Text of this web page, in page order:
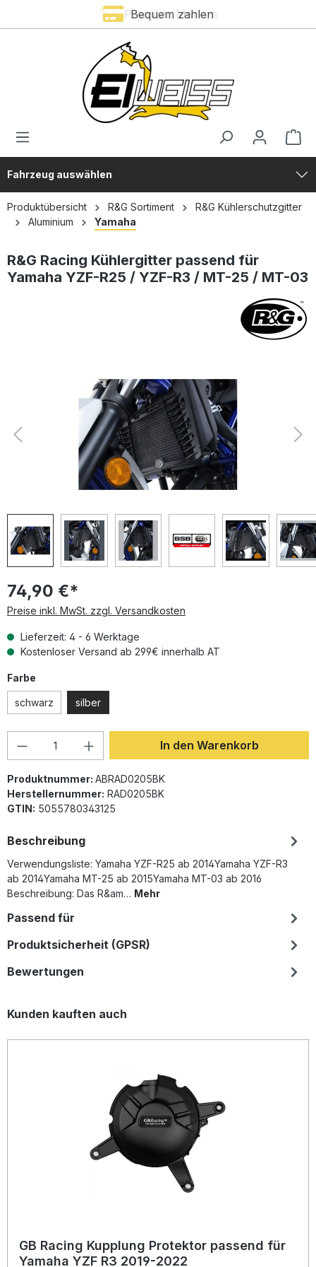
Premium Marken
Bequem zahlen
Fahrzeug auswählen
Produktübersicht R&G Sortiment
R&G Kühlerschutzgitter
Aluminium
Yamaha
R&G Racing Kühlergitter passend für
Yamaha YZF-R25 / YZF-R3 / MT-25 / MT-03
74,90 €*
Preise inkl. MwSt. zzgl. Versandkosten
Lieferzeit: 4 - 6 Werktage
Kostenloser Versand ab 299€ innerhalb AT
Farbe
schwarz silber
Produkt Anzahl: Gib den gewünschten
In den Warenkorb
Produktnummer: ABRAD0205BK
Herstellernummer: RAD0205BK
GTIN: 5055780343125
Beschreibung
Verwendungsliste: Yamaha YZF-R25 ab 2014Yamaha YZF-R3
ab 2014Yamaha MT-25 ab 2015Yamaha MT-03 ab 2016
Beschreibung: Das R&am… Mehr
Passend für
Produktsicherheit (GPSR)
Bewertungen
Produktgalerie überspringen
Kunden kauften auch
GB Racing Kupplung Protektor passend für
Yamaha YZF R3 2019-2022